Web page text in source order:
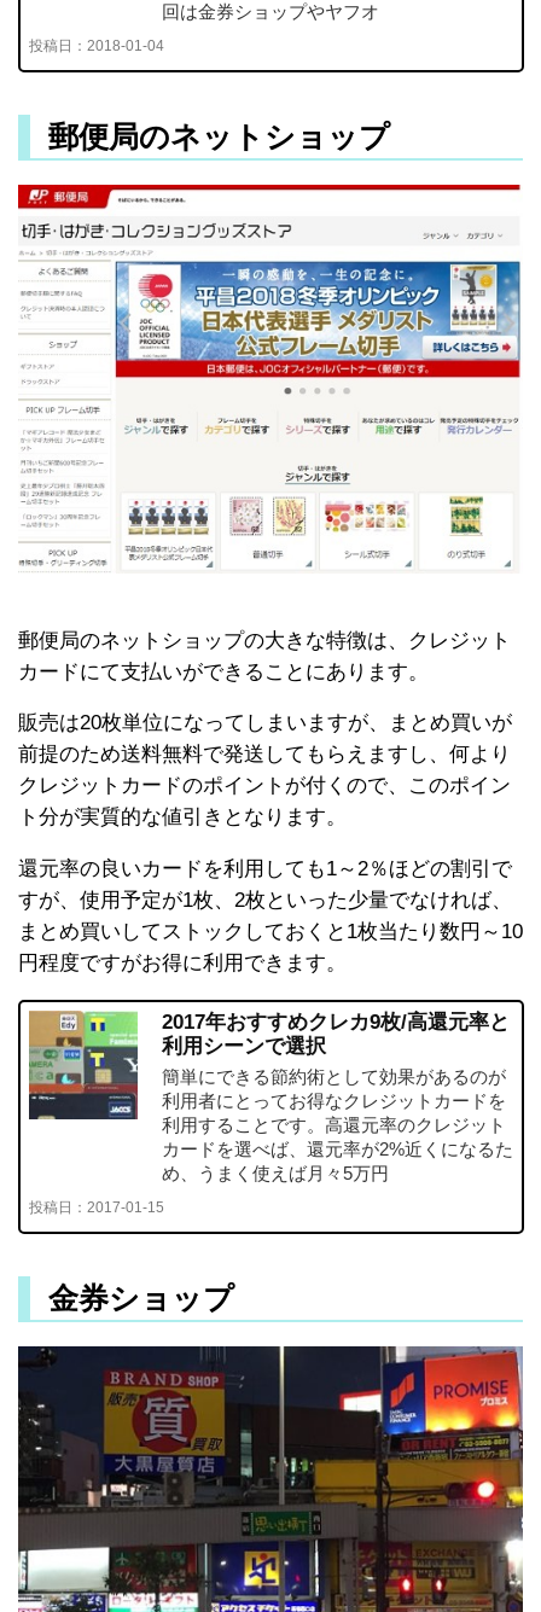
回は金券ショップやヤフオ
投稿日： 2018-01-04
郵便局のネットショップ
郵便局のネットショップの大きな特徴は、クレジット
カードにて支払いができることにあります。
販売は20枚単位になってしまいますが、まとめ買いが
前提のため送料無料で発送してもらえますし、何より
クレジットカードのポイントが付くので、このポイン
ト分が実質的な値引きとなります。
還元率の良いカードを利用しても1～2％ほどの割引で
すが、使用予定が1枚、2枚といった少量でなければ、
まとめ買いしてストックしておくと1枚当たり数円～10
円程度ですがお得に利用できます。
2017年おすすめクレカ9枚/高還元率と
利用シーンで選択
簡単にできる節約術として効果があるのが
利用者にとってお得なクレジットカードを
利用することです。高還元率のクレジット
カードを選べば、還元率が2%近くになるた
め、うまく使えば月々5万円
投稿日： 2017-01-15
金券ショップ